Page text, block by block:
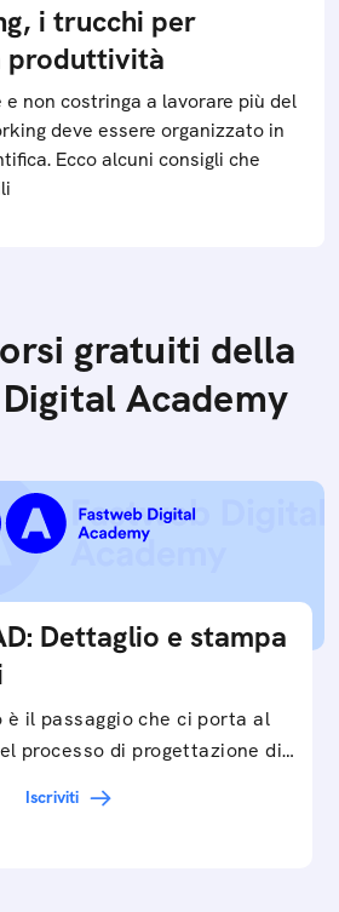
i trucchi per
produttività
e non costringa a lavorare più del
deve essere organizzato in
Ecco alcuni consigli che
gratuiti della
Academy
Dettaglio e stampa
il passaggio che ci porta al
processo di progettazione di
Iscriviti